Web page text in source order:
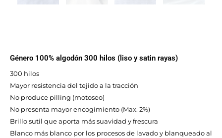
Género 100% algodón 300 hilos (liso y satin rayas)
300 hilos
Mayor resistencia del tejido a la tracción
No produce pilling (motoseo)
No presenta mayor encogimiento (Max. 2%)
Brillo sutil que aporta más suavidad y frescura
Blanco más blanco por los procesos de lavado y blanqueado al